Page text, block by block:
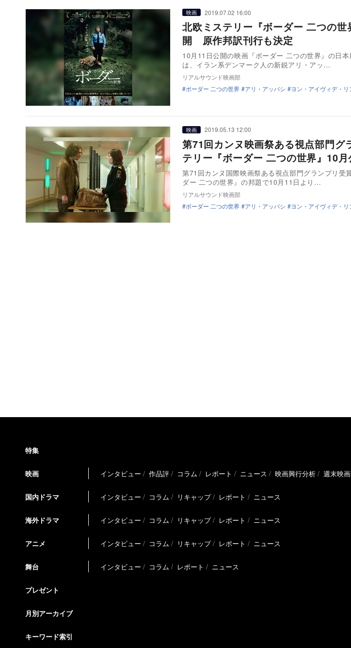
映画 2019.07.02 16:00
北欧ミステリー『ボーダー 二つの
開 原作邦訳刊行も決定
10月11日公開の映画『ボーダー 二つの世界』の日
は、イラン系デンマーク人の新鋭アリ・アッ…
リアルサウンド映画部
ボーダー 二つの世界
アリ・アッバシ ヨン・アイヴィデ・リ
映画 2019.05.13 12:00
第71回カンヌ映画祭ある視点部門
テリー『ボーダー 二つの世界』10月
第71回カンヌ国際映画祭ある視点部門グランプリ受
ダー 二つの世界』の邦題で10月11日より…
リアルサウンド映画部
ボーダー 二つの世界
アリ・アッバシ ヨン・アイヴィデ・リ
特集
映画 インタビュー 作品評 コラム レポート ニュース 映画興行分析 週末映
国内ドラマ インタビュー コラム リキャップ レポート ニュース
海外ドラマ インタビュー コラム リキャップ レポート ニュース
アニメ インタビュー コラム リキャップ レポート ニュース
舞台 インタビュー コラム レポート ニュース
プレゼント
月別アーカイブ
キーワード索引